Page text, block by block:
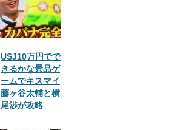
USJ10万円でで
きるかな景品ゲ
ームでキスマイ
藤ヶ谷太輔と横
尾渉が攻略